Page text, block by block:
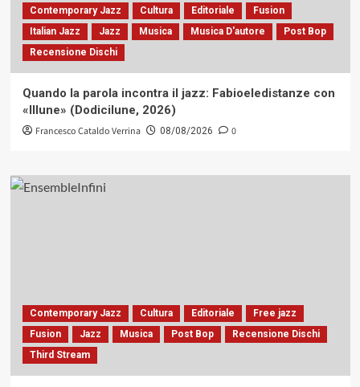
Contemporary Jazz Cultura Editoriale
Fusion
Italian Jazz
Jazz Musica Musica D'autore
Post Bop
Recensione Dischi
Quando la parola incontra il jazz: Fabioeledistanze con
«Illune» (Dodicilune, 2026)
Francesco Cataldo Verrina 08/08/2026 0
Contemporary Jazz Cultura Editoriale
Free jazz
Fusion
Jazz Musica Post Bop
Recensione Dischi
Third Stream